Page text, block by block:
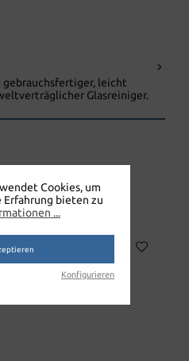
gebrauchsfertiger, leicht
Glasreiniger.
Cookies, um
bieten zu
...
Konfigurieren